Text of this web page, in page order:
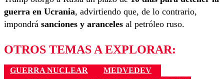
guerra en Ucrania, advirtiendo que, de lo contrario,
impondrá sanciones y aranceles al petróleo ruso.
OTROS TEMAS A EXPLORAR:
GUERRA NUCLEAR
MEDVEDEV